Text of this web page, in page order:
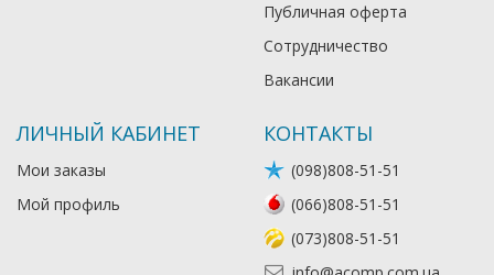
Публичная оферта
Сотрудничество
Вакансии
ЛИЧНЫЙ КАБИНЕТ
Мои заказы
Мой профиль
КОНТАКТЫ
(098)808-51-51
(066)808-51-51
(073)808-51-51